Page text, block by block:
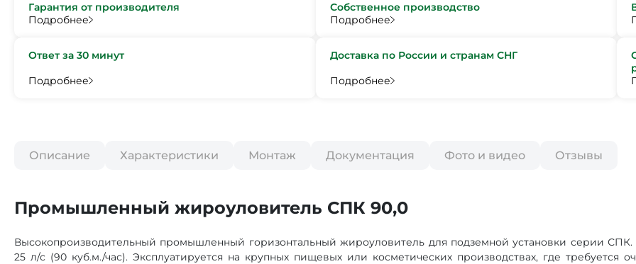
Гарантия от производителя
Подробнее
Собственное производство
Подробнее
Ответ за 30 минут
Подробнее
Доставка по России и странам СНГ
Подробнее
Описание Характеристики Монтаж Документация Фото и видео Отзывы
Промышленный жироуловитель СПК 90,0
Высокопроизводительный промышленный горизонтальный жироуловитель для подземной установки серии
25 л/с (90 куб.м./час). Эксплуатируется на крупных пищевых или косметических производствах, где требуется